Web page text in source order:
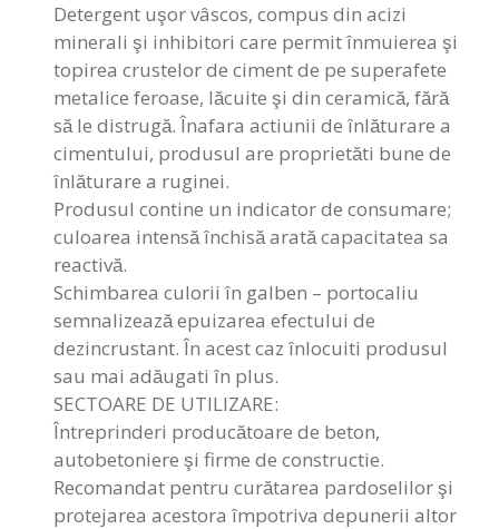
Detergent uşor vâscos, compus din acizi
minerali şi inhibitori care permit înmuierea şi
topirea crustelor de ciment de pe superafete
metalice feroase, lăcuite şi din ceramică, fără
să le distrugă. Înafara actiunii de înlăturare a
cimentului, produsul are proprietăti bune de
înlăturare a ruginei.
Produsul contine un indicator de consumare;
culoarea intensă închisă arată capacitatea sa
reactivă.
Schimbarea culorii în galben – portocaliu
semnalizează epuizarea efectului de
dezincrustant. În acest caz înlocuiti produsul
sau mai adăugati în plus.
SECTOARE DE UTILIZARE:
Întreprinderi producătoare de beton,
autobetoniere şi firme de constructie.
Recomandat pentru curătarea pardoselilor şi
protejarea acestora împotriva depunerii altor